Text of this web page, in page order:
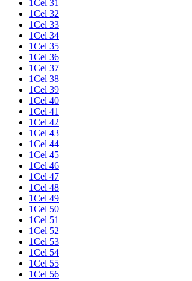
1Cel 31
1Cel 32
1Cel 33
1Cel 34
1Cel 35
1Cel 36
1Cel 37
1Cel 38
1Cel 39
1Cel 40
1Cel 41
1Cel 42
1Cel 43
1Cel 44
1Cel 45
1Cel 46
1Cel 47
1Cel 48
1Cel 49
1Cel 50
1Cel 51
1Cel 52
1Cel 53
1Cel 54
1Cel 55
1Cel 56